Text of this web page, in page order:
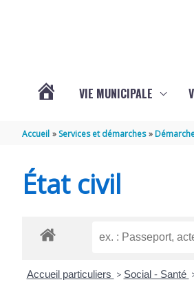
SAINT-
VIE MUNICIPALE
Accueil Services et démarches
État civil
Accueil particuliers > Social - Santé